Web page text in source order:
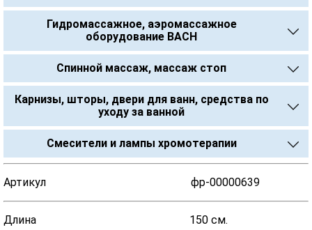
Гидромассажное, аэромассажное
оборудование BACH
Спинной массаж, массаж стоп
Карнизы, шторы, двери для ванн, средства по
уходу за ванной
Смесители и лампы хромотерапии
Артикул фр-00000639
Длина 150 см.